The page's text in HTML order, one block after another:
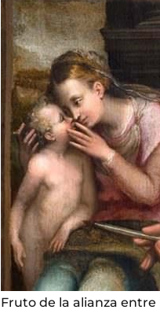
Fruto de la alianza entre